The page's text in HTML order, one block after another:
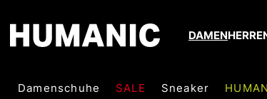
DAMEN
Damenschuhe SALE Sneaker